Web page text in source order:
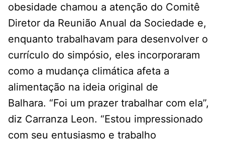
obesidade chamou a atenção do Comitê
Diretor da Reunião Anual da Sociedade e,
enquanto trabalhavam para desenvolver o
currículo do simpósio, eles incorporaram
como a mudança climática afeta a
alimentação na ideia original de
Balhara. “Foi um prazer trabalhar com ela”,
diz Carranza Leon. “Estou impressionado
com seu entusiasmo e trabalho